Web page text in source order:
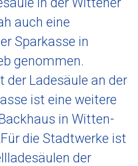
auch eine
Sparkasse in
genommen.
Ladesäule an der
ist eine weitere
in Witten-
die Stadtwerke ist
der